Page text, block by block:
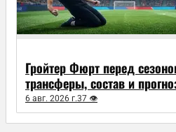
Гройтер Фюрт перед
трансферы, состав и
6 авг. 2026 г.37 👁